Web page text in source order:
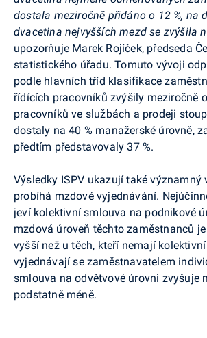
dostala meziročně přidáno o 12 %, na
dvacetina nejvyšších mezd se zvýšila
upozorňuje Marek Rojíček, předseda
statistického úřadu. Tomuto vývoji
podle hlavních tříd klasifikace
řídících pracovníků zvýšily meziročně
pracovníků ve službách a prodeji
dostaly na 40 % manažerské úrovně,
předtím představovaly 37 %.
Výsledky ISPV ukazují také významný
probíhá mzdové vyjednávání.
jeví kolektivní smlouva na podnikové
mzdová úroveň těchto zaměstnanců
vyšší než u těch, kteří nemají
vyjednávají se zaměstnavatelem
smlouva na odvětvové úrovni zvyšuje
podstatně méně.